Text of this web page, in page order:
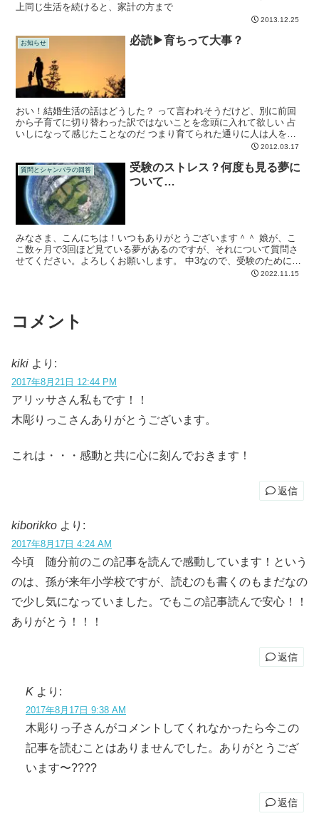
上同じ生活を続けると、家計の方まで
2013.12.25
お知らせ 必読▶育ちって大事？
おい！結婚生活の話はどうした？ って言われそうだけど、別に前回
から子育てに切り替わった訳ではないことを念頭に入れて欲しい 占
いしになって感じたことなのだ つまり育てられた通りに人は人を愛
するってこと 愛情を感じる時とはどんな時か それは母親...2012.03.17
質問とシャンバラの回答
受験のストレス？何度も見る夢に
ついて…
みなさま、こんにちは！いつもありがとうございます＾＾ 娘が、こ
こ数ヶ月で3回ほど見ている夢があるのですが、それについて質問さ
せてください。よろしくお願いします。 中3なので、受験のために、
いくつか高校を見学していて、その中の一つの高校の中で...2022.11.15
コメント
kiki より:
2017年8月21日 12:44 PM
アリッサさん私もです！！
木彫りっこさんありがとうございます。
これは・・・感動と共に心に刻んでおきます！
返信
kiborikko より:
2017年8月17日 4:24 AM
今頃 随分前のこの記事を読んで感動しています！という
のは、孫が来年小学校ですが、読むのも書くのもまだなの
で少し気になっていました。でもこの記事読んで安心！！
ありがとう！！！
返信
K より:
2017年8月17日 9:38 AM
木彫りっ子さんがコメントしてくれなかったら今この
記事を読むことはありませんでした。ありがとうござ
います〜????
返信